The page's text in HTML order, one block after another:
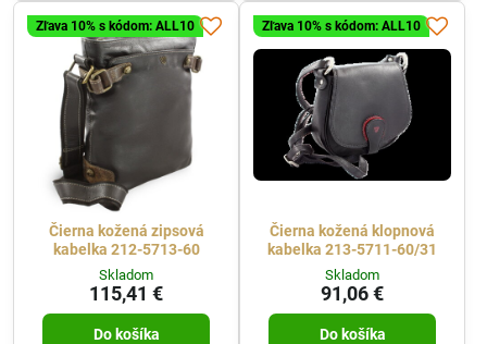
Zľava 10% s kódom: ALL10
Čierna kožená zipsová
kabelka 212-5713-60
Skladom
115,41 €
Do košíka
Zľava 10% s kódom: ALL10
Čierna kožená klopnová
kabelka 213-5711-60/31
Skladom
91,06 €
Do košíka